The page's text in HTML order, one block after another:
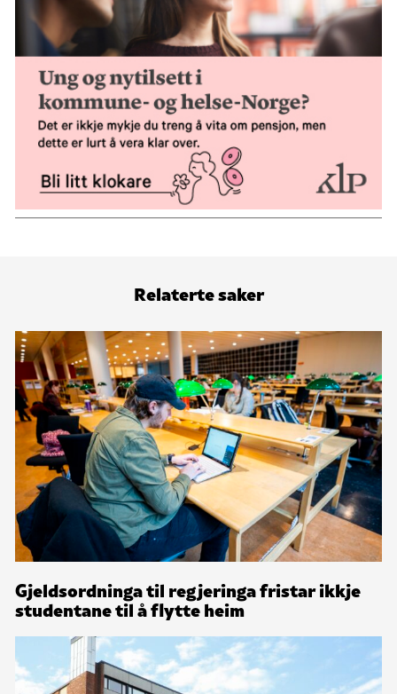
Relaterte saker
Gjeldsordninga til regjeringa fristar ikkje
studentane til å flytte heim